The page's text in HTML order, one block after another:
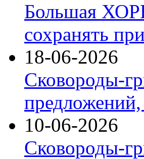
Большая
сохранять
18-06-2026
Сковороды-
10-06-2026
Сковороды-